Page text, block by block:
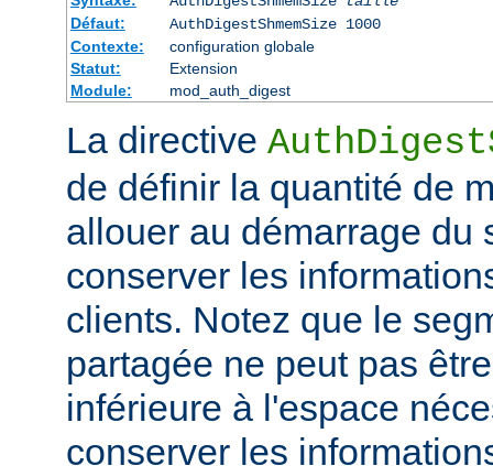
Défaut:
AuthDigestShmemSize 1000
Contexte:
configuration globale
Statut:
Extension
Module:
mod_auth_digest
La directive
de définir la quantité de
allouer au démarrage du
conserver les
clients. Notez que le
partagée ne peut pas
inférieure à l'espace
conserver les